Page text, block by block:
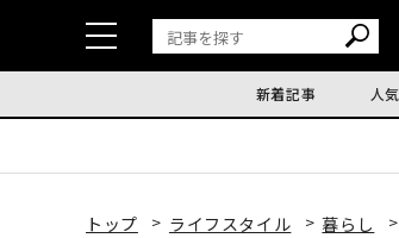
新着記事 人
トップ ライフスタイル 暮らし